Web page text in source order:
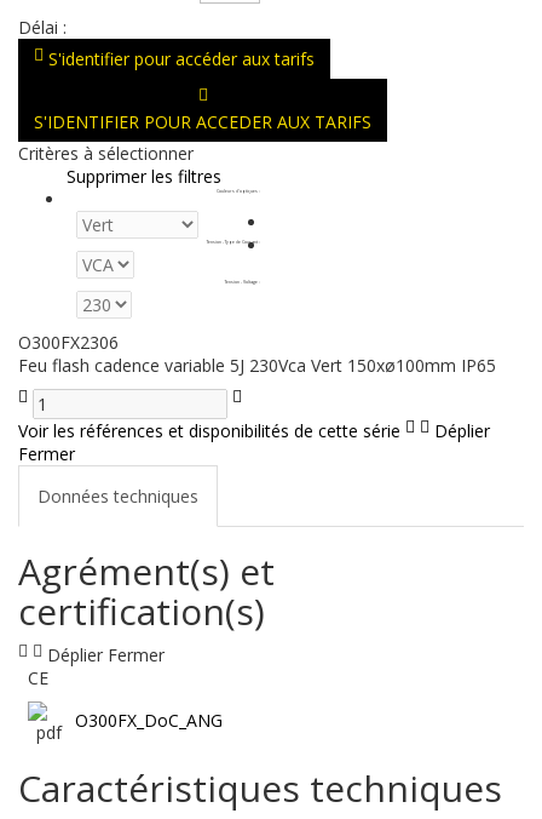
Délai :
S'identifier pour accéder aux tarifs
S'IDENTIFIER POUR ACCEDER AUX TARIFS
Critères à sélectionner
Supprimer les filtres
Couleurs d'optiques :
Tension - Type de Courant :
Tension - Voltage :
O300FX2306
Feu flash cadence variable 5J 230Vca Vert 150xø100mm IP65
Voir les références et disponibilités de cette série
Déplier
Fermer
Données techniques
Agrément(s) et
certification(s)
Déplier Fermer
CE
O300FX_DoC_ANG
Caractéristiques techniques